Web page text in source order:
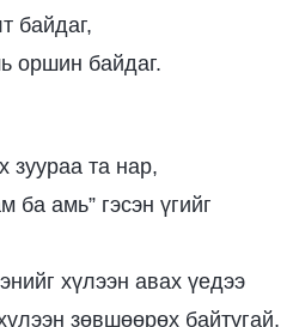
байдаг,
оршин байдаг.
зуураа та нар,
ба амь” гэсэн үгийг
хүлээн авах үедээ
зөвшөөрөх байтугай,